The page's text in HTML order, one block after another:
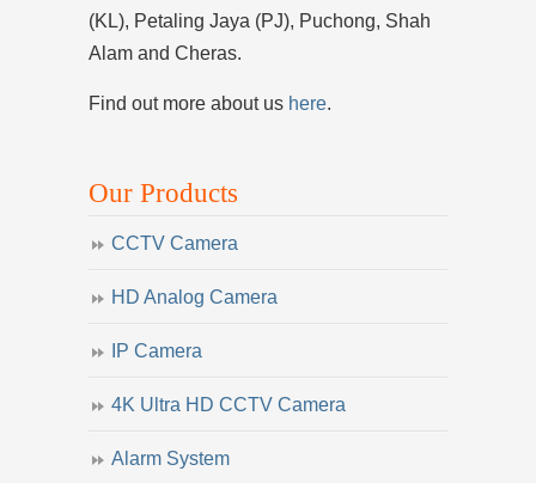
(KL), Petaling Jaya (PJ), Puchong, Shah
Alam and Cheras.
Find out more about us here.
Our Products
CCTV Camera
HD Analog Camera
IP Camera
4K Ultra HD CCTV Camera
Alarm System